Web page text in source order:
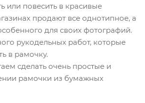
или повесить в красивые
продают все однотипное, а
для своих фотографий.
рукодельных работ, которые
в рамочку.
сделать очень простые и
рамочки из бумажных